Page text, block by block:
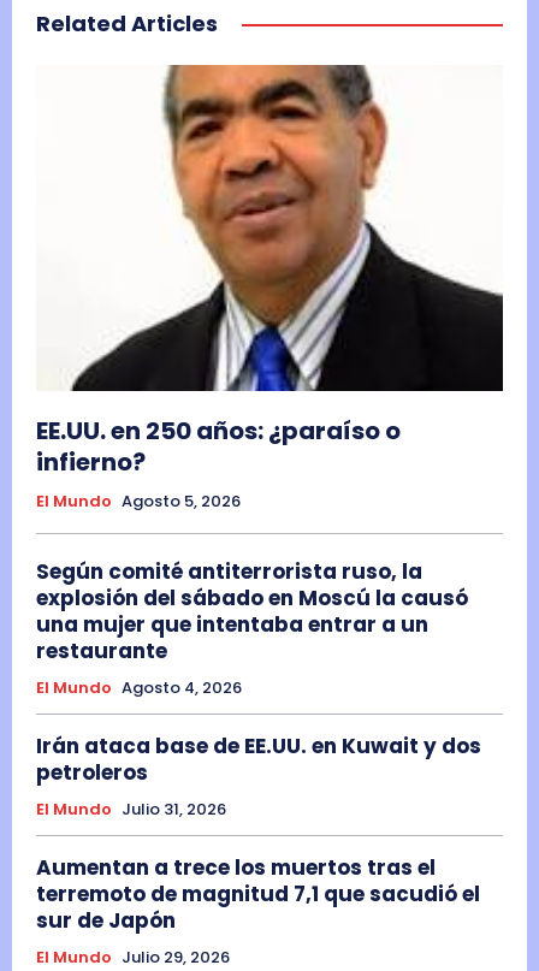
Related Articles
EE.UU. en 250 años: ¿paraíso o
infierno?
El Mundo Agosto 5, 2026
Según comité antiterrorista ruso, la
explosión del sábado en Moscú la causó
una mujer que intentaba entrar a un
restaurante
El Mundo Agosto 4, 2026
Irán ataca base de EE.UU. en Kuwait y dos
petroleros
El Mundo Julio 31, 2026
Aumentan a trece los muertos tras el
terremoto de magnitud 7,1 que sacudió el
sur de Japón
El Mundo Julio 29, 2026